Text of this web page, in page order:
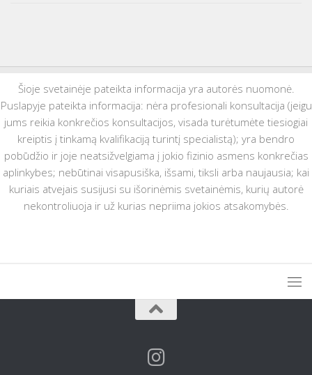
Šioje svetainėje pateikta informacija yra autorės nuomonė.
Puslapyje pateikta informacija: nėra profesionali konsultacija (jeigu
jums reikia konkrečios konsultacijos, visada turėtumėte tiesiogiai
kreiptis į tinkamą kvalifikaciją turintį specialistą); yra bendro
pobūdžio ir joje neatsižvelgiama į jokio fizinio asmens konkrečias
aplinkybes; nebūtinai visapusiška, išsami, tiksli arba naujausia; kai
kuriais atvejais susijusi su išorinėmis svetainėmis, kurių autorė
nekontroliuoja ir už kurias nepriima jokios atsakomybės.